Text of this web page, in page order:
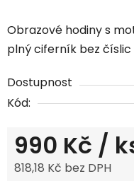
Obrazové hodiny s
plný ciferník bez číslic
Dostupnost
Kód:
990 Kč /
818,18 Kč bez DPH